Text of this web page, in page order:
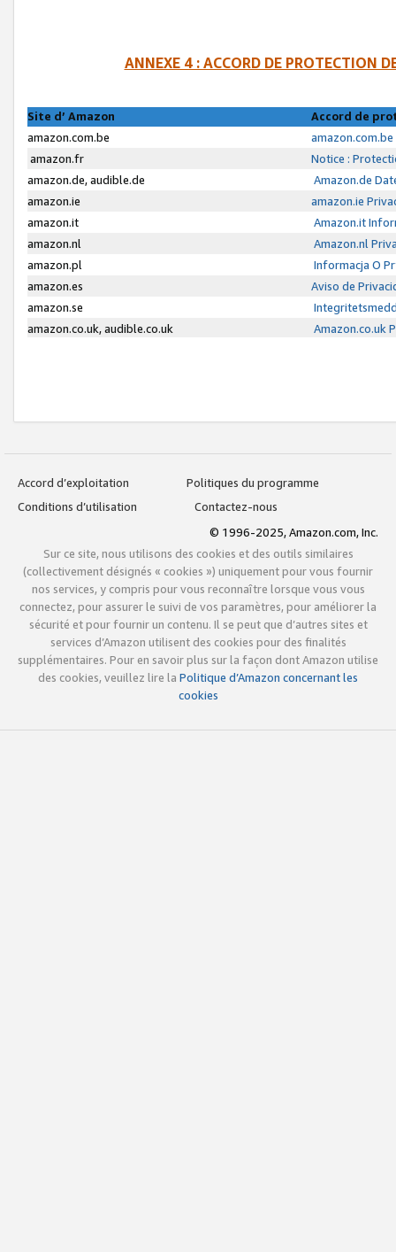
ANNEXE 4 : ACCORD DE PROTECTION
Site d’ Amazon
Accord de
amazon.com.be
amazon.fr
Notice :
amazon.de, audible.de
Amazon.de
amazon.ie
amazon.ie
amazon.it
Amazon.it
amazon.nl
Amazon.nl
amazon.pl
Informacja O
amazon.es
Aviso de
amazon.se
amazon.co.uk, audible.co.uk
Amazon.co.uk
Accord d’exploitation
Politiques du programme
Conditions d’utilisation
Contactez-nous
© 1996-2025, Amazon.com, Inc.
Sur ce site, nous utilisons des cookies et des outils similaires
(collectivement désignés « cookies ») uniquement pour vous fournir
nos services, y compris pour vous reconnaître lorsque vous vous
connectez, pour assurer le suivi de vos paramètres, pour améliorer la
sécurité et pour fournir un contenu. Il se peut que d’autres sites et
services d’Amazon utilisent des cookies pour des finalités
supplémentaires. Pour en savoir plus sur la façon dont Amazon utilise
des cookies, veuillez lire la Politique d’Amazon concernant les
cookies